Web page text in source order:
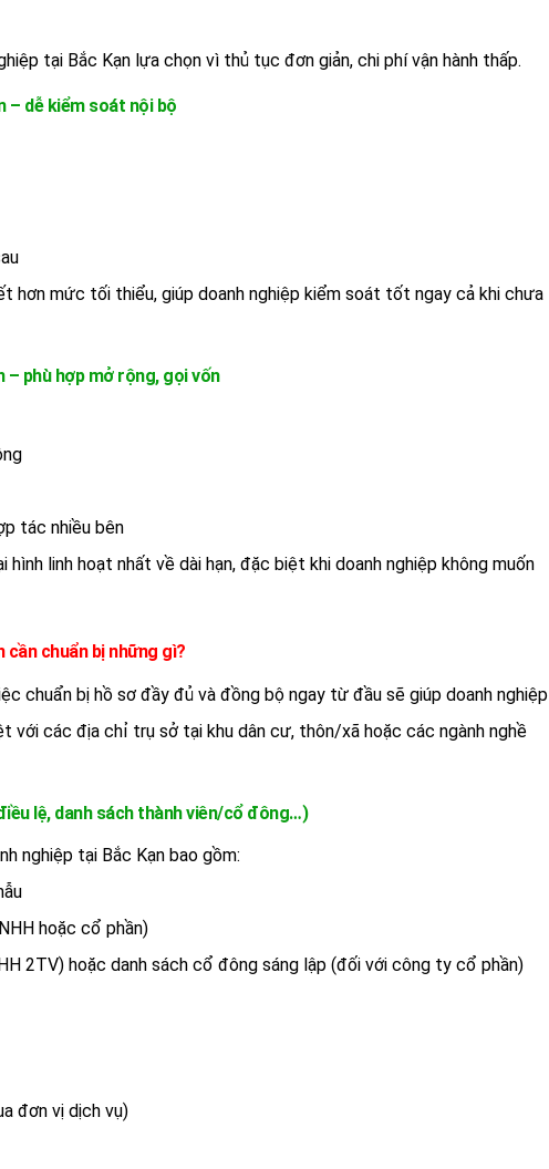
tại Bắc Kạn lựa chọn vì thủ tục đơn giản, chi phí vận hành thấp.
– dễ kiểm soát nội bộ
hơn mức tối thiểu, giúp doanh nghiệp kiểm soát tốt ngay cả khi chưa
– phù hợp mở rộng, gọi vốn
tác nhiều bên
hình linh hoạt nhất về dài hạn, đặc biệt khi doanh nghiệp không muốn
cần chuẩn bị những gì?
chuẩn bị hồ sơ đầy đủ và đồng bộ ngay từ đầu sẽ giúp doanh nghiệp
với các địa chỉ trụ sở tại khu dân cư, thôn/xã hoặc các ngành nghề
lệ, danh sách thành viên/cổ đông…)
nghiệp tại Bắc Kạn bao gồm:
hoặc cổ phần)
2TV) hoặc danh sách cổ đông sáng lập (đối với công ty cổ phần)
đơn vị dịch vụ)